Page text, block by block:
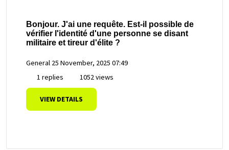
Bonjour. J'ai une requête. Est-il possible de
vérifier l'identité d'une personne se disant
militaire et tireur d'élite ?
General 25 November, 2025 07:49
1 replies
1052 views
VIEW DETAILS